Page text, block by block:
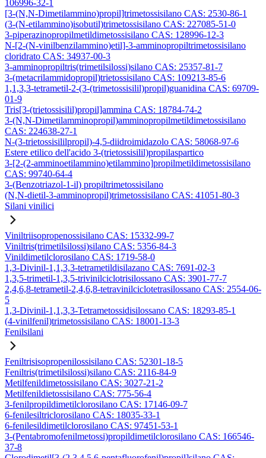
106996-32-1
[3-(N,N-Dimetilammino)propil]trimetossisilano CAS: 2530-86-1
(3-(N-etilammino)isobutil)trimetossisilano CAS: 227085-51-0
3-piperazinopropilmetildimetossisilano CAS: 128996-12-3
N-[2-(N-vinilbenzilammino)etil]-3-amminopropiltrimetossisilano
cloridrato CAS: 34937-00-3
3-amminopropiltris(trimetilsilossi)silano CAS: 25357-81-7
3-(metacrilammidopropil)trietossisilano CAS: 109213-85-6
1,1,3,3-tetrametil-2-(3-(trimetossisilil)propil)guanidina CAS: 69709-
01-9
Tris[3-(trietossisilil)propil]ammina CAS: 18784-74-2
3-(N,N-Dimetilamminopropil)amminopropilmetildimetossisilano
CAS: 224638-27-1
N-(3-trietossisililpropil)-4,5-diidroimidazolo CAS: 58068-97-6
Estere etilico dell'acido 3-(trietossisilil)propilaspartico
3-[2-(2-amminoetilammino)etilammino]propilmetildimetossisilano
CAS: 99740-64-4
3-(Benzotriazol-1-il) propiltrimetossisilano
(N,N-dietil-3-amminopropil)trimetossisilano CAS: 41051-80-3
Silani vinilici
Viniltriisopropenossisilano CAS: 15332-99-7
Viniltris(trimetilsilossi)silano CAS: 5356-84-3
Vinildimetilclorosilano CAS: 1719-58-0
1,3-Divinil-1,1,3,3-tetrametildisilazano CAS: 7691-02-3
1,3,5-trimetil-1,3,5-trivinilciclotrisilossano CAS: 3901-77-7
2,4,6,8-tetrametil-2,4,6,8-tetravinilciclotetrasilossano CAS: 2554-06-
5
1,3-Divinil-1,1,3,3-Tetrametossidisilossano CAS: 18293-85-1
(4-vinilfenil)trimetossisilano CAS: 18001-13-3
Fenilsilani
Feniltrisisopropenilossisilano CAS: 52301-18-5
Feniltris(trimetilsilossi)silano CAS: 2116-84-9
Metilfenildimetossisilano CAS: 3027-21-2
Metilfenildietossisilano CAS: 775-56-4
3-fenilpropildimetilclorosilano CAS: 17146-09-7
6-fenilesiltriclorosilano CAS: 18035-33-1
6-fenilesildimetilclorosilano CAS: 97451-53-1
3-(Pentabromofenilmetossi)propildimetilclorosilano CAS: 166546-
37-8